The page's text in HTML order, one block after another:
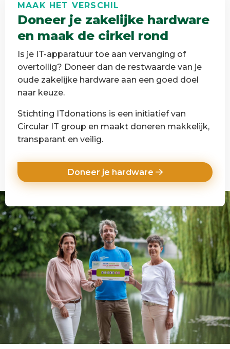
MAAK HET VERSCHIL
Doneer je zakelijke hardware
en maak de cirkel rond
Is je IT-apparatuur toe aan vervanging of
overtollig? Doneer dan de restwaarde van je
oude zakelijke hardware aan een goed doel
naar keuze.
Stichting ITdonations is een initiatief van
Circular IT group en maakt doneren makkelijk,
transparant en veilig.
Doneer je hardware